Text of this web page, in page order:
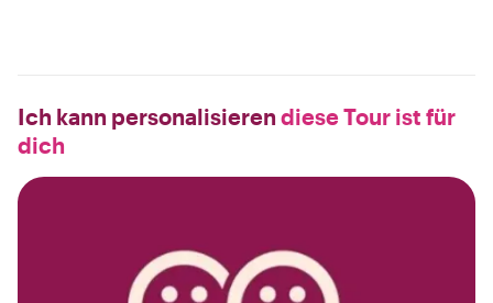
Ich kann personalisieren diese Tour ist für
dich